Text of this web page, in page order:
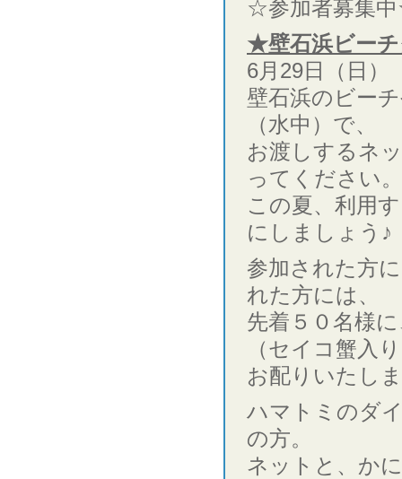
☆参加者募集
★壁石浜ビー
6月29日（日
壁石浜のビー
（水中）で、
お渡しするネ
ってください。
この夏、利用
にしましょう♪
参加された方
れた方には、
先着５０名様
（セイコ蟹入
お配りいたし
ハマトミのダ
の方。
ネットと、か